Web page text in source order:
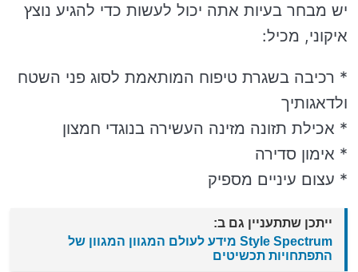
יש מבחר בעיות אתה יכול לעשות כדי להגיע נוצץ
איקוני, מכיל:
* רכיבה בשגרת טיפוח המותאמת לסוג פני השטח
ולדאגותיך
* אכילת תזונה מזינה העשירה בנוגדי חמצון
* אימון סדירה
* עצום עיניים מספיק
ייתכן שתתעניין גם ב:
Style Spectrum מידע לעולם המגוון המגוון של
התפתחויות תכשיטים